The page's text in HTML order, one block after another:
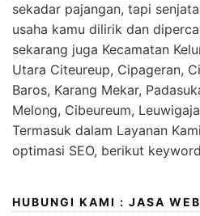
sekadar pajangan, tapi
usaha kamu dilirik dan
sekarang juga Kecamatan
Utara Citeureup, Cipageran,
Baros, Karang Mekar,
Melong, Cibeureum,
Termasuk dalam Layanan
optimasi SEO, berikut
HUBUNGI KAMI : JASA